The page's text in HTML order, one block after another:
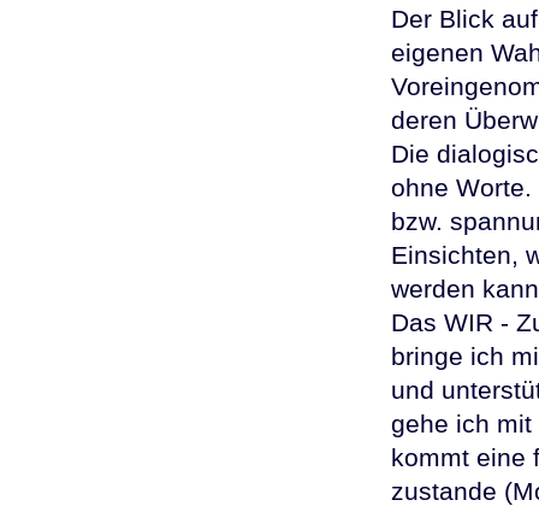
Der Blick
eigenen
deren
Die
ohne
bzw.
Einsichten,
werden
Das WIR -
bringe ich
und
gehe ich
kommt eine
zustande